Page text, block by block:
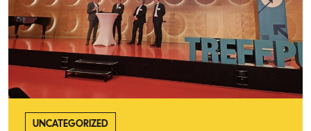
UNCATEGORIZED